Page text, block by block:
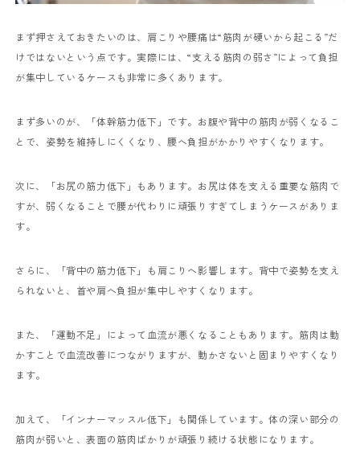
まず押さえておきたいのは、肩こりや腰痛は“筋肉が硬いから起こる”だ
けではないという点です。実際には、“支える筋肉の弱さ”によって負担
が集中しているケースも非常に多くあります。
まず多いのが、「体幹筋力低下」です。お腹や背中の筋肉が弱くなるこ
とで、姿勢を維持しにくくなり、腰へ負担がかかりやすくなります。
次に、「お尻の筋力低下」もあります。お尻は体を支える重要な筋肉で
すが、弱くなることで腰が代わりに頑張りすぎてしまうケースがありま
す。
さらに、「背中の筋力低下」も肩こりへ影響します。背中で姿勢を支え
られないと、首や肩へ負担が集中しやすくなります。
また、「運動不足」によって血流が悪くなることもあります。筋肉は動
かすことで血流改善につながりますが、動かさないと固まりやすくなり
ます。
加えて、「インナーマッスル低下」も関係しています。体の深い部分の
筋肉が弱いと、表面の筋肉ばかりが頑張り続ける状態になります。